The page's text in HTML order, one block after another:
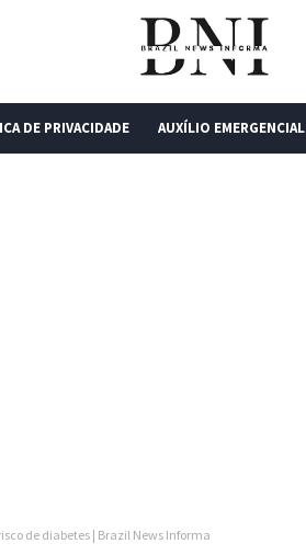
DE PRIVACIDADE AUXÍLIO EMERGENCIAL
de diabetes | Brazil News Informa